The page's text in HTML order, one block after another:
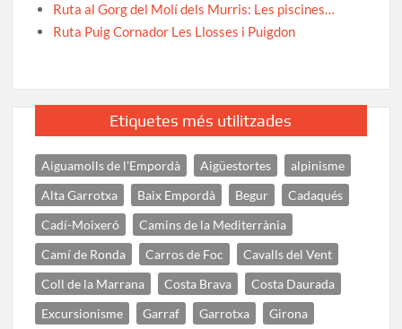
Ruta al Gorg del Molí dels Murris: Les piscines…
Ruta Puig Cornador Les Llosses i Puigdon
Etiquetes més utilitzades
Aiguamolls de l'Empordà Aigüestortes
alpinisme
Alta Garrotxa
Baix Empordà Begur
Cadaqués
Cadí-Moixeró
Camins de la Mediterrània
Camí de Ronda
Carros de Foc
Cavalls del Vent
Coll de la Marrana
Costa Brava
Costa Daurada
Excursionisme
Garraf Garrotxa
Girona